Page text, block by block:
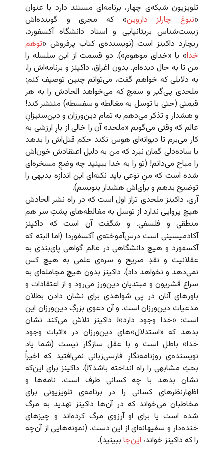
تلویزیون شبکه‌ی چهار، برنامه‌ای مستند دارد با عنوان
«نبوغ چارلز داروین» که مجری و گوینده‌اش
زیست‌شناس بریتانیایی و استاد دانشگاه آکسفورد،
ریچارد داکینز است (نویسنده‌ی کتاب پرفروش «توهم
خدا» یا «خدای موهوم»). دو قسمت از این سلسله را
من تا به حال دیده‌ام. بدون اغراق، داکینز و برنامه‌اش را،
به دلایلی که خواهم گفت، می‌توانم چنین توصیف کنم:
ملحدی پی‌گیر و سمج که می‌خواهد الحادش را به هر
قیمتی (حتی با توسل به مغالطه و سفسطه) منتشر کند!
و هشدار و تذکر می‌دهم به تمام دین‌ورزان و دین‌ستیزانِ
عالم که وقتی می‌گویم «ملحد» آن را خالی از بارِ ارزشی به
کار می‌برم تا دیوانه‌ای هوس نکند حکم قتل‌اش را بدهد
یا ساده‌دلی گمان نبرد که من به دلیل اعتقادش خون‌اش
را مباح می‌دانم! (تو را به خدا ببینید چه وضعِ مسخره‌ای
شده است که منِ نوعی باید نکته‌ای این اندازه بدیهی را
توضیح بدهم و برای‌اش هشدار بنویسم).
آری، داکینز ملحدی تراز اول است که در راه نشر الحادش
هیچ پروایی ندارد از توسل به مغالطه‌های پشتِ سر هم
منطقی و فلسفی. و شگفت آن است که داکینز
آکادمیسینی است درس‌آموخته‌ی آکسفورد! (اما البته که
آکسفورد و هیچ دانشگاهی در عالم گواهی پای‌بندی به
عقلانیت و نقدِ صریح و سره‌ی علمی به هیچ کس
نمی‌دهد و نخواهد داد). داکینز بدون هیچ مجامله‌ای به
سراغ قشریون و مبتدیانِ دین‌ورز می‌رود و از اعتقادات و
باورهای آنان در پی شواهدی برای نشان دادن بطلان
مدعیات دین‌ورزان است. و آن دعوی بزرگِ دین‌ورزان این
است: «خدا وجود دارد»! داکینز تلاش می‌کند نشان
بدهد که «استدلال»های دین‌ورزان در «اثبات وجود
خدا» باطل است و با عقل سازگار نیست (شما یاد
نویسنده‌ی روزنامه‌نگارِ فارسی‌زبانی نمی‌افتید که اخیراً
بحثِ مشابهی را راه انداخته باشد؟!). داکینز برای این‌که
نشان بدهد با چه کسانی طرف است، نامه‌ها و
اظهارنظرهای کسانی را در برنامه‌ی تلویزیونی برای
مخاطبان می‌خواند که در آن‌ها داکینز تهدید به مرگ
شده است یا برای او آرزوی مرگ کرده‌اند و چیزهای
خنده‌دار و سفیهانه‌ای از این دست. (نمونه‌هایی از آن‌چه
را که داکینز خواند، این‌جا ببینید).